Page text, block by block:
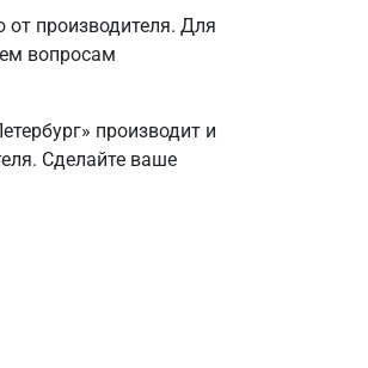
производителя. Для
вопросам
производит и
Сделайте ваше